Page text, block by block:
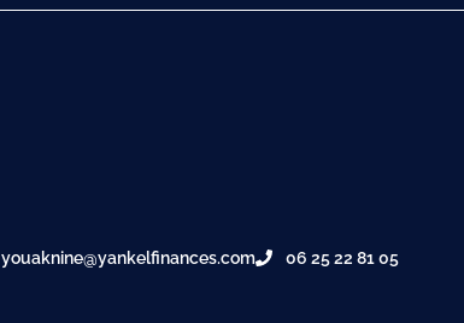
youaknine@yankelfinances.com 06 25 22 81 05